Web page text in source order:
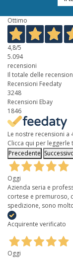
Ottimo
4,8/5
5.094
recensioni
Il totale delle
Recensioni Feedaty
3248
Recensioni Ebay
1846
Le nostre recensioni a
Clicca qui per leggerle
Precedente
Oggi
Azienda seria e
cortese e premuroso,
spedizione, sono
Acquirente verificato
Oggi